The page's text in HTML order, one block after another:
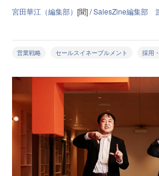
宮田華江（編集部） [聞] /SalesZine編集部
営業戦略 セールスイネーブルメント 採用